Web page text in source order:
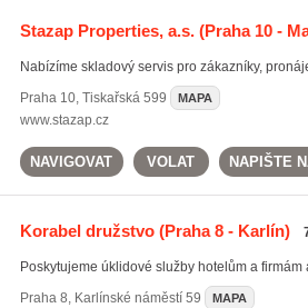
Stazap Properties, a.s.(Praha 10 -
Nabízíme skladový servis pro zákazníky,
Praha 10, Tiskařská 599 MAPA
www.stazap.cz
NAVIGOVAT VOLAT NAPIŠTE
Korabel družstvo(Praha 8 - Karlín)
Poskytujeme úklidové služby hotelům a firmám
Praha 8, Karlínské náměstí 59 MAPA